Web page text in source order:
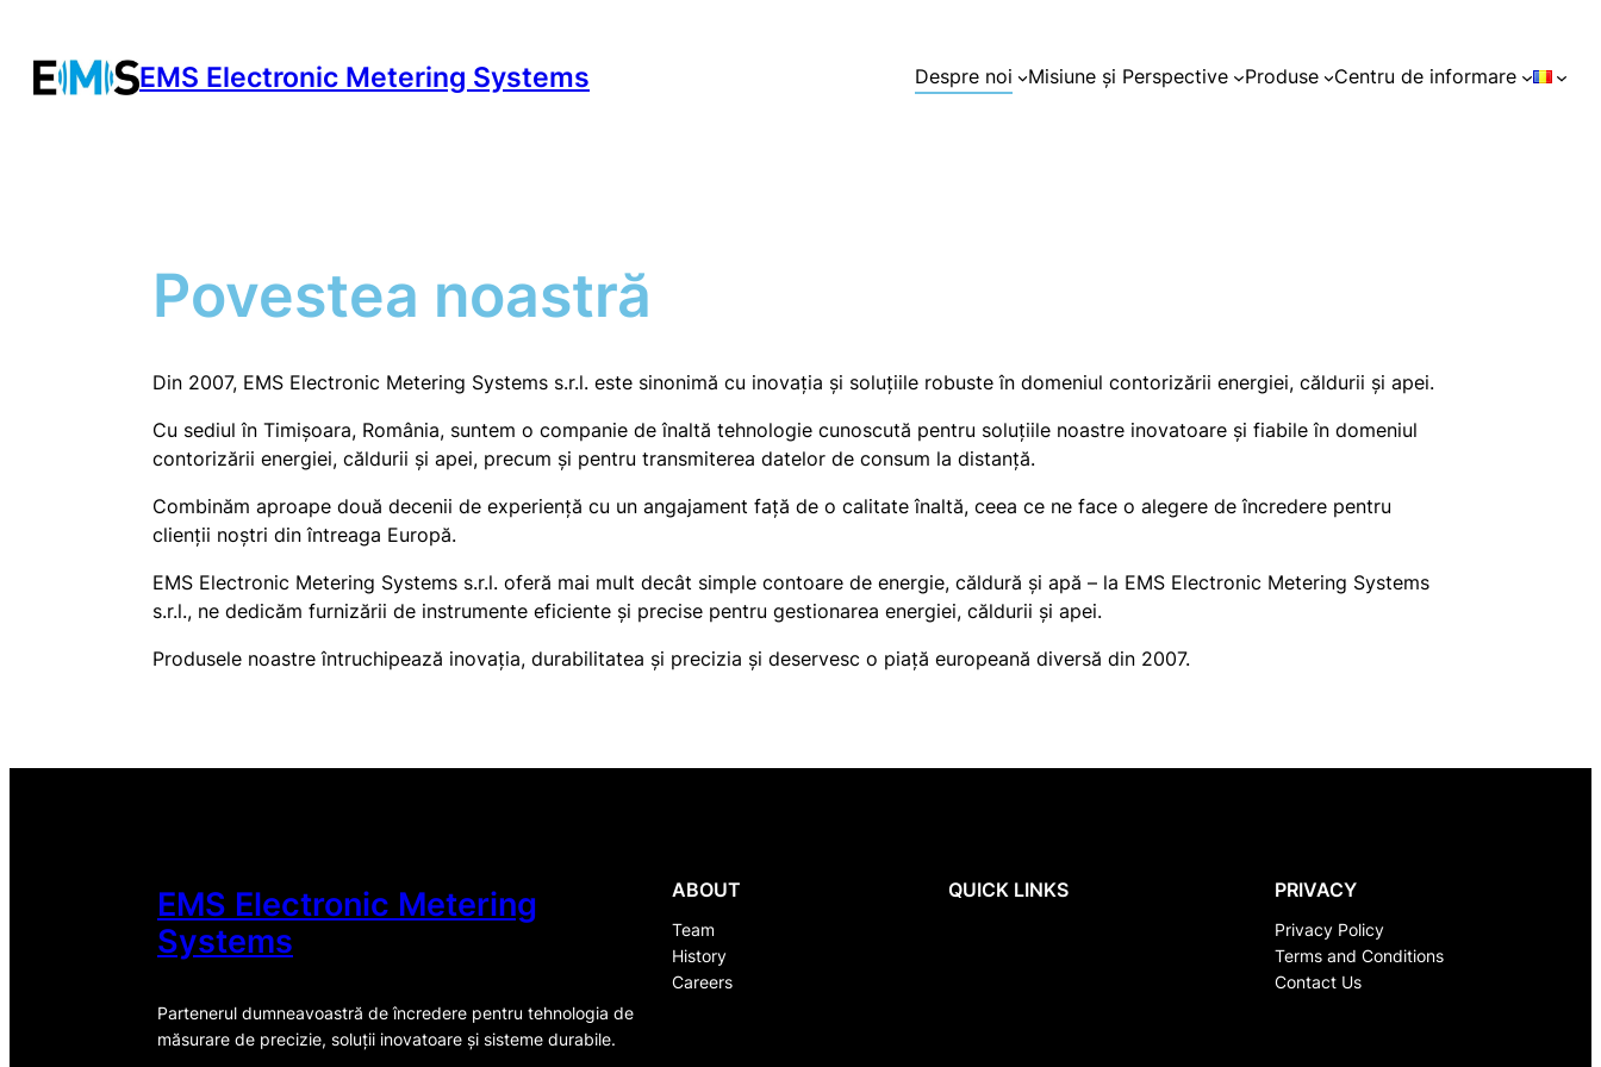
conținut
EMS Electronic Metering Systems Despre noi Misiune și Perspective Produse Centru de informare
Povestea noastră
Din 2007, EMS Electronic Metering Systems s.r.l. este sinonimă cu inovația și soluțiile robuste în domeniul contorizării energiei, căldurii și apei.
Cu sediul în Timișoara, România, suntem o companie de înaltă tehnologie cunoscută pentru soluțiile noastre inovatoare și fiabile în domeniul
contorizării energiei, căldurii și apei, precum și pentru transmiterea datelor de consum la distanță.
Combinăm aproape două decenii de experiență cu un angajament față de o calitate înaltă, ceea ce ne face o alegere de încredere pentru
clienții noștri din întreaga Europă.
EMS Electronic Metering Systems s.r.l. oferă mai mult decât simple contoare de energie, căldură și apă – la EMS Electronic Metering Systems
s.r.l., ne dedicăm furnizării de instrumente eficiente și precise pentru gestionarea energiei, căldurii și apei.
Produsele noastre întruchipează inovația, durabilitatea și precizia și deservesc o piață europeană diversă din 2007.
EMS Electronic Metering
Systems
Partenerul dumneavoastră de încredere pentru tehnologia de
măsurare de precizie, soluții inovatoare și sisteme durabile.
ABOUT
Team
History
Careers
QUICK LINKS PRIVACY
Privacy Policy
Terms and Conditions
Contact Us